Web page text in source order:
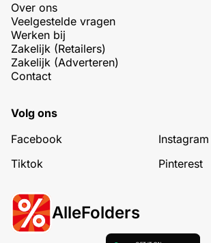
Over ons
Veelgestelde vragen
Werken bij
Zakelijk (Retailers)
Zakelijk (Adverteren)
Contact
Volg ons
Facebook
Instagram
Tiktok
Pinterest
AlleFolders